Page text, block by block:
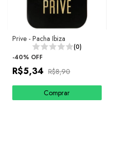
Prive - Pacha Ibiza
(0)
-40% OFF
R$5,34 R$8,90
Comprar